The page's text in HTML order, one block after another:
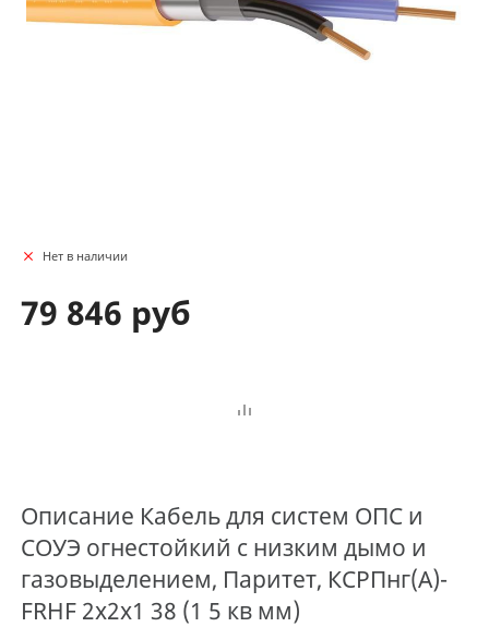
Нет в наличии
79 846 руб
Описание Кабель для систем ОПС и
СОУЭ огнестойкий с низким дымо и
газовыделением, Паритет, КСРПнг(А)-
FRHF 2х2х1 38 (1 5 кв мм)